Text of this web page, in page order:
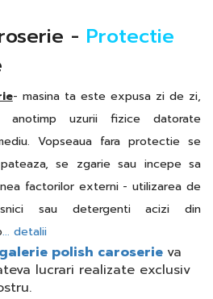
- Protectie
- masina ta este expusa zi de zi,
anotimp uzurii fizice datorate
Vopseaua fara protectie se
se zgarie sau incepe sa
factorilor externi - utilizarea de
sau detergenti acizi din
... detalii
galerie polish caroserie va
lucrari realizate exclusiv